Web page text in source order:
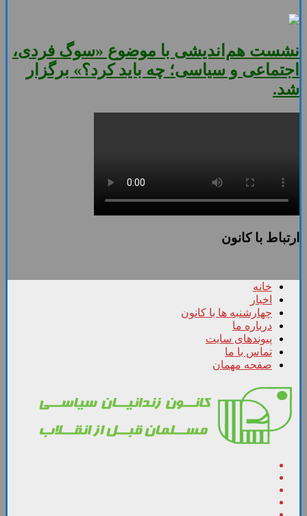
نشست هم‌اندیشی با موضوع «سوگ فردی،
اجتماعی و سیاسی؛ چه باید کرد؟» برگزار
شد.
ارتباط با کانون
خانه
اخبار
چهارشنبه ها با کانون
درباره ما
پیوندهای سایت
تماس با ما
صفحه مهمان